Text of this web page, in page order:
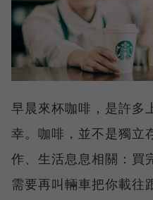
早晨來杯咖啡，是許多
幸。咖啡，並不是獨立
作、生活息息相關：買
需要再叫輛車把你載往